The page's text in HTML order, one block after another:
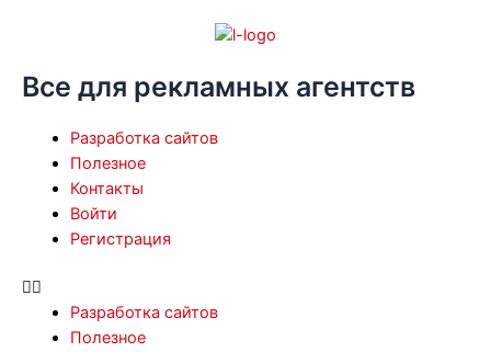
Все для рекламных агентств
Разработка сайтов
Полезное
Контакты
Войти
Регистрация
Menu
Разработка сайтов
Полезное